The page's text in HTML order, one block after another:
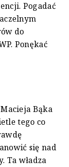
Pogadać
do
Ponękać
Bąka
tego co
się nad
Ta władza